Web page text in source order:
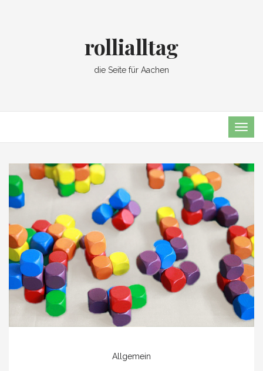
rollialltag
die Seite für Aachen
Allgemein